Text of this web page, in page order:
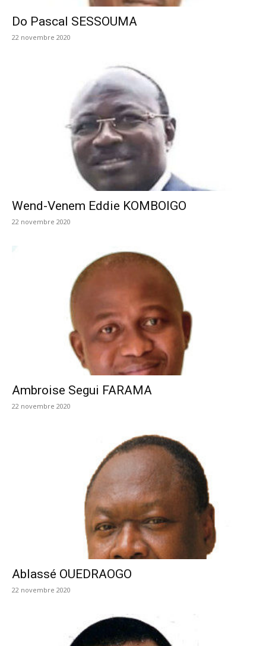
Do Pascal SESSOUMA
22 novembre 2020
Wend-Venem Eddie KOMBOIGO
22 novembre 2020
Ambroise Segui FARAMA
22 novembre 2020
Ablassé OUEDRAOGO
22 novembre 2020